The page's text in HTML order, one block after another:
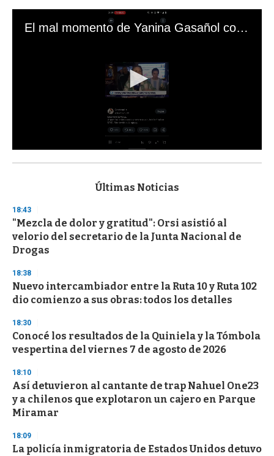
El mal momento de Yanina Gasañol con un hincha argentino en "Subrayado"
s
d
s
o
f
3
s
e
c
o
d
s
Últimas Noticias
18:43
"Mezcla de dolor y gratitud": Orsi asistió al
velorio del secretario de la Junta Nacional de
Drogas
18:38
Nuevo intercambiador entre la Ruta 10 y Ruta 102
dio comienzo a sus obras: todos los detalles
18:30
Conocé los resultados de la Quiniela y la Tómbola
vespertina del viernes 7 de agosto de 2026
18:10
Así detuvieron al cantante de trap Nahuel One23
y a chilenos que explotaron un cajero en Parque
Miramar
18:09
La policía inmigratoria de Estados Unidos detuvo